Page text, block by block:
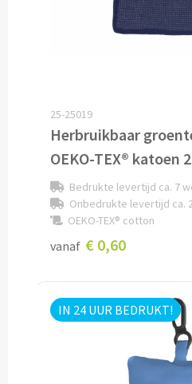
Lollies bedrukken
Alle snoep artikelen
Koeken & Chips
Koekjes bedrukken
Chips & Nootjes bedrukken
25-25019
Herbruikbaar
OEKO-TEX® katoen
Bedrukte levertijd ca. 7
Onbedrukte levertijd ca.
OEKO-TEX® cotton
vanaf € 0,60
IN 24 UUR BEDRUKT!